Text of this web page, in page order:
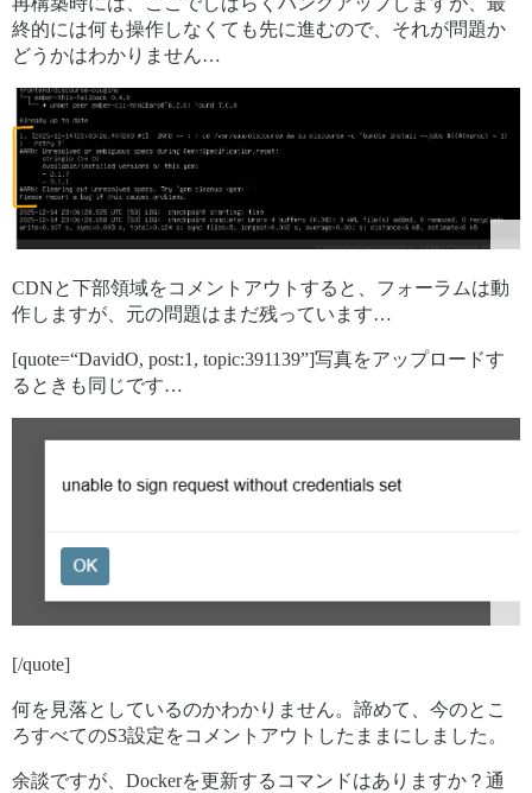
終的には何も操作しなくても先に進むので、それが問題か
どうかはわかりません…
CDNと下部領域をコメントアウトすると、フォーラムは動
作しますが、元の問題はまだ残っています…
[quote=“DavidO, post:1, topic:391139”]写真をアップロードす
るときも同じです…
[/quote]
何を見落としているのかわかりません。諦めて、今のとこ
ろすべてのS3設定をコメントアウトしたままにしました。
余談ですが、Dockerを更新するコマンドはありますか？通